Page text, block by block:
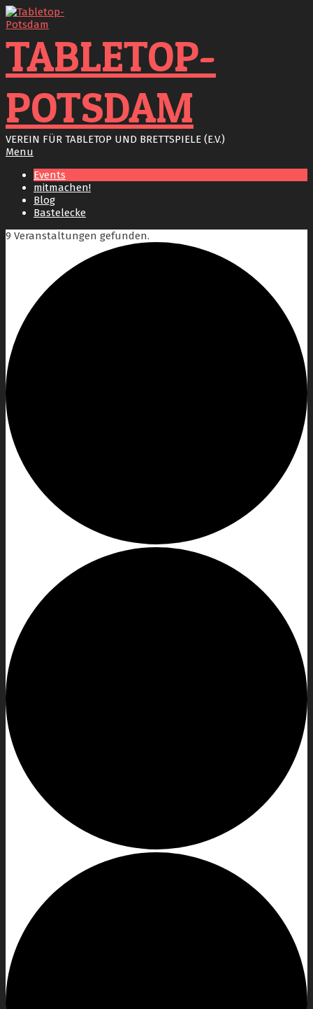
Skip
to
TABLETOP-
POTSDAM
VEREIN FÜR TABLETOP UND BRETTSPIELE (E.V.)
Primary
Menu
Menu
Events
mitmachen!
Blog
Bastelecke
9 Veranstaltungen gefunden.